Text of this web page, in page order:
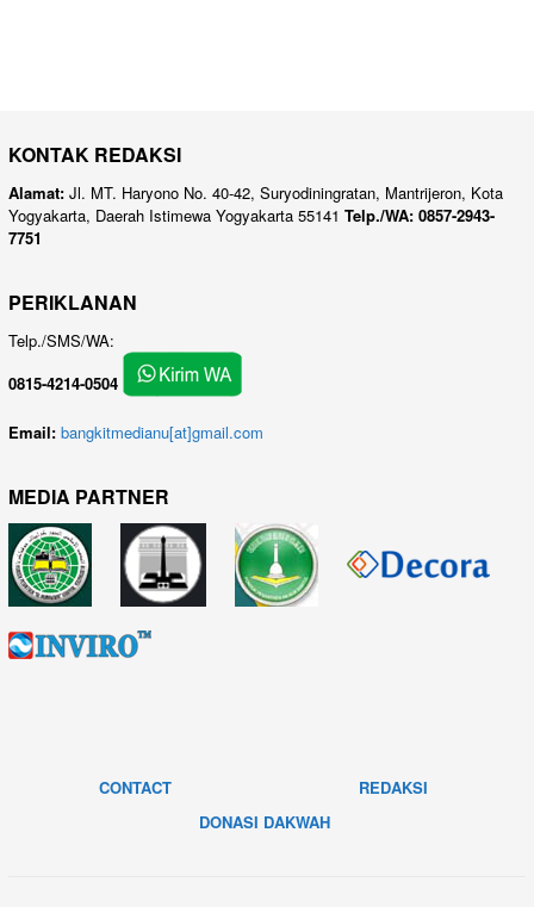
KONTAK REDAKSI
Alamat: Jl. MT. Haryono No. 40-42, Suryodiningratan, Mantrijeron, Kota
Yogyakarta, Daerah Istimewa Yogyakarta 55141 Telp./WA: 0857-2943-
7751
PERIKLANAN
Telp./SMS/WA:
0815-4214-0504
Email: bangkitmedianu[at]gmail.com
MEDIA PARTNER
CONTACT
REDAKSI
DONASI DAKWAH